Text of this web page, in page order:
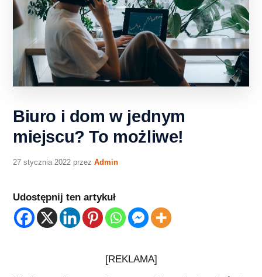
Biuro i dom w jednym
miejscu? To możliwe!
27 stycznia 2022 przez Admin
Udostępnij ten artykuł
[REKLAMA]